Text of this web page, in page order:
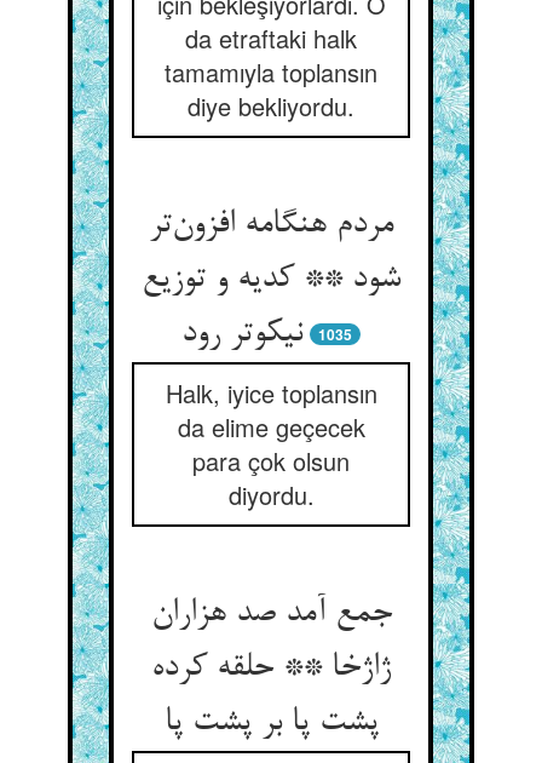
da etraftaki halk
tamamıyla toplansın
diye bekliyordu.
مردم هنگامه افزون‌تر
شود ** کدیه و توزیع
نیکوتر رود
1035
Halk, iyice toplansın
da elime geçecek
para çok olsun
diyordu.
جمع آمد صد هزاران
ژاژخا ** حلقه کرده
پشت پا بر پشت پا